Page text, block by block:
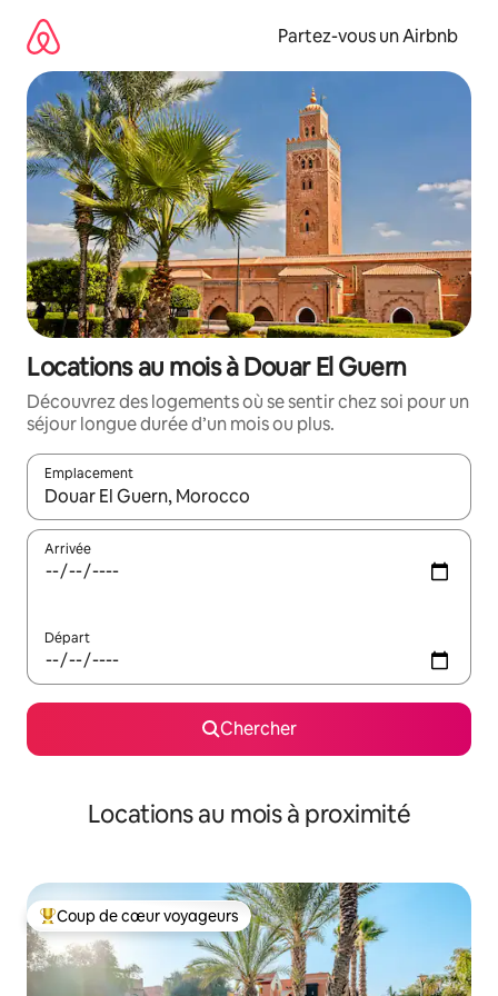
directement
contenu
Partez-vous un Airbnb
Locations au mois à Douar El Guern
Découvrez des logements où se sentir chez soi pour un
séjour longue durée d’un mois ou plus.
Emplacement
Quand les résultats sont affichés, parcourez-les en utilisant
Arrivée
Départ
Chercher
Locations au mois à proximité
Coup de cœur voyageurs parmi les plus aimés
Coup de cœur voyageurs